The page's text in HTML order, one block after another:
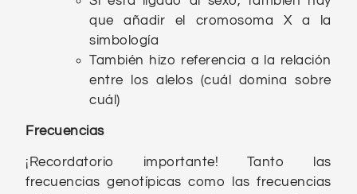
que añadir el cromosoma X a la
simbología
También hizo referencia a la relación
entre los alelos (cuál domina sobre
cuál)
Frecuencias
¡Recordatorio importante! Tanto las
frecuencias genotípicas como las frecuencias